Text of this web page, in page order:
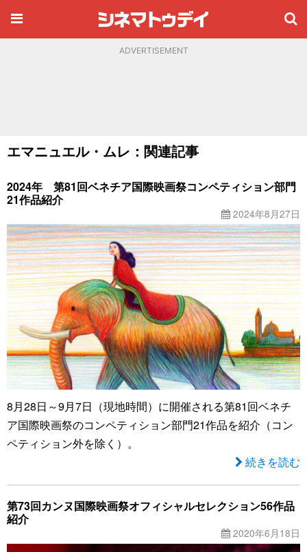
ADVERTISEMENT
エマニュエル・ムレ：関連記事
2024年 第81回ベネチア国際映画祭コンペティション部門
21作品紹介
2024年8月27日
8月28日～9月7日（現地時間）に開催される第81回ベネチ
ア国際映画祭のコンペティション部門21作品を紹介（コン
ペティション外を除く）。
続きを読む
第73回カンヌ国際映画祭オフィシャルセレクション56作品
紹介
2020年6月18日